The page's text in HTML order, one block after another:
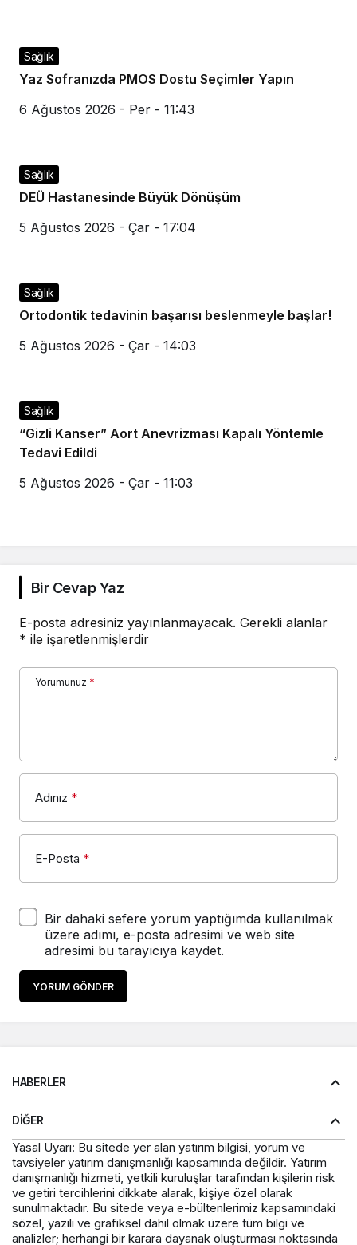
Sağlık
Yaz Sofranızda PMOS Dostu Seçimler Yapın
6 Ağustos 2026 - Per - 11:43
Sağlık
DEÜ Hastanesinde Büyük Dönüşüm
5 Ağustos 2026 - Çar - 17:04
Sağlık
Ortodontik tedavinin başarısı beslenmeyle başlar!
5 Ağustos 2026 - Çar - 14:03
Sağlık
“Gizli Kanser” Aort Anevrizması Kapalı Yöntemle
Tedavi Edildi
5 Ağustos 2026 - Çar - 11:03
Bir Cevap Yaz
E-posta adresiniz yayınlanmayacak. Gerekli alanlar
* ile işaretlenmişlerdir
Yorumunuz *
Adınız *
E-Posta *
Bir dahaki sefere yorum yaptığımda kullanılmak
üzere adımı, e-posta adresimi ve web site
adresimi bu tarayıcıya kaydet.
YORUM GÖNDER
HABERLER
DIĞER
Yasal Uyarı: Bu sitede yer alan yatırım bilgisi, yorum ve
tavsiyeler yatırım danışmanlığı kapsamında değildir. Yatırım
danışmanlığı hizmeti, yetkili kuruluşlar tarafından kişilerin risk
ve getiri tercihlerini dikkate alarak, kişiye özel olarak
sunulmaktadır. Bu sitede veya e-bültenlerimiz kapsamındaki
sözel, yazılı ve grafiksel dahil olmak üzere tüm bilgi ve
analizler; herhangi bir karara dayanak oluşturması noktasında